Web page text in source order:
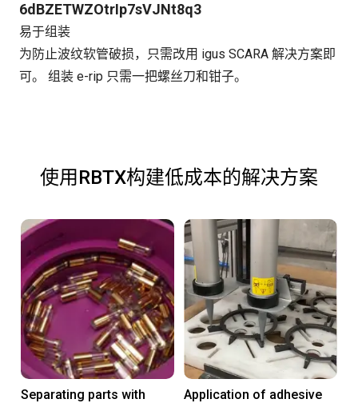
6dBZETWZOtrIp7sVJNt8q3
易于组装
为防止波纹软管破损，只需改用 igus SCARA 解决方案即
可。 组装 e-rip 只需一把螺丝刀和钳子。
使用RBTX构建低成本的解决方案
Separating parts with
Application of adhesive